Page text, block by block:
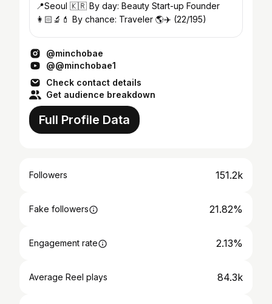
📍Seoul 🇰🇷 By day: Beauty Start-up Founder
👩🏻‍🔬💄 By chance: Traveler 🌎✈️ (22/195)
@minchobae
@@minchobae1
Check contact details
Get audience breakdown
Full Profile Data
Followers 151.2k
Fake followers 21.82%
Engagement rate 2.13%
Average Reel plays 84.3k